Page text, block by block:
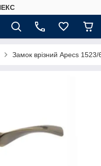
Замок врізний Apecs 1523/